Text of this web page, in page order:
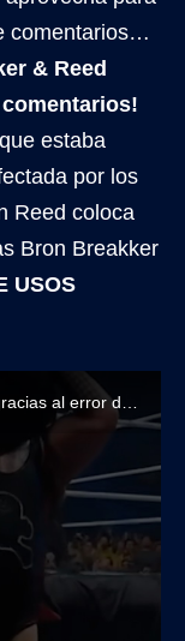
comentarios…
& Reed
estaba
por los
Reed coloca
Bron Breakker
USOS